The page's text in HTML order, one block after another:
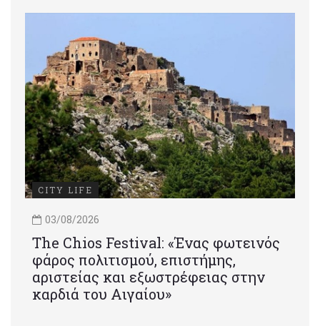
CITY LIFE
03/08/2026
Τhe Chios Festival: «Ένας φωτεινός
φάρος πολιτισμού, επιστήμης,
αριστείας και εξωστρέφειας στην
καρδιά του Αιγαίου»